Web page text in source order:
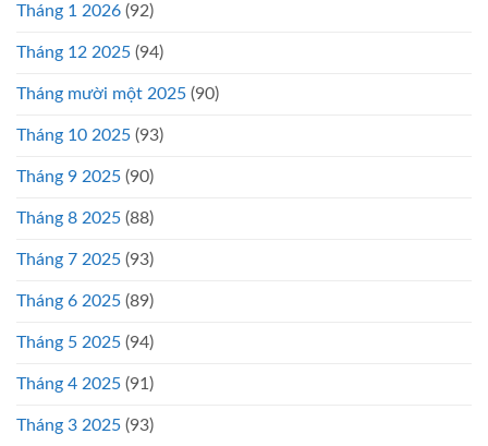
Tháng 1 2026 (92)
Tháng 12 2025 (94)
Tháng mười một 2025 (90)
Tháng 10 2025 (93)
Tháng 9 2025 (90)
Tháng 8 2025 (88)
Tháng 7 2025 (93)
Tháng 6 2025 (89)
Tháng 5 2025 (94)
Tháng 4 2025 (91)
Tháng 3 2025 (93)